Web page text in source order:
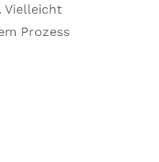
Vielleicht
Prozess